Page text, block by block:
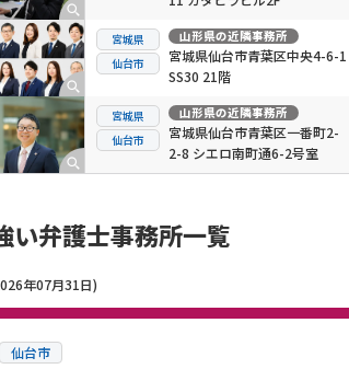
宮城県
仙台市
山形県の近隣事務所
宮城県仙台市青葉区中央4-6-1
SS30 21階
宮城県
仙台市
山形県の近隣事務所
宮城県仙台市青葉区一番町2-
2-8 シエロ南町通6-2号室
い弁護士事務所一覧
年07月31日)
仙台市